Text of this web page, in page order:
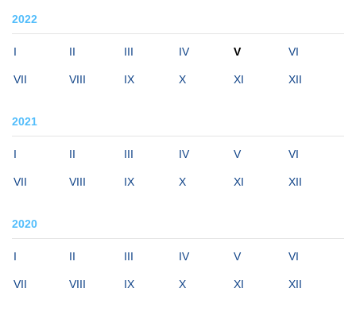
2022
I II III IV V VI
VII VIII IX X XI XII
2021
I II III IV V VI
VII VIII IX X XI XII
2020
I II III IV V VI
VII VIII IX X XI XII